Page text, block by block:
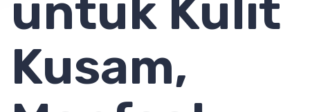
untuk Kulit
Kusam,